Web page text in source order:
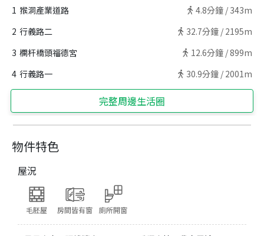
物件特色
屋況
毛胚屋 房間皆有窗 廁所開窗
1 猴洞產業道路 4.8分鐘 / 343m
2 行義路二 32.7分鐘 / 2195m
3 欄杆橋頭福德宮 12.6分鐘 /899m
4 行義路一 30.9分鐘 / 2001m
完整周邊生活圈